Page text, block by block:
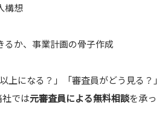
構想
るか、事業計画の骨子作成
上になる？」「審査員がどう見る？」
では元審査員による無料相談を承っ